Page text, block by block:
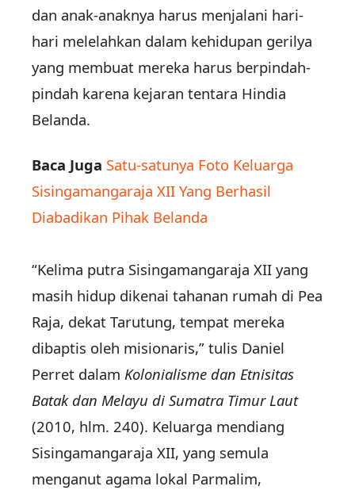
dan anak-anaknya harus menjalani hari-
hari melelahkan dalam kehidupan gerilya
yang membuat mereka harus berpindah-
pindah karena kejaran tentara Hindia
Belanda.
Baca Juga Satu-satunya Foto Keluarga
Sisingamangaraja XII Yang Berhasil
Diabadikan Pihak Belanda
“Kelima putra Sisingamangaraja XII yang
masih hidup dikenai tahanan rumah di Pea
Raja, dekat Tarutung, tempat mereka
dibaptis oleh misionaris,” tulis Daniel
Perret dalam Kolonialisme dan Etnisitas
Batak dan Melayu di Sumatra Timur Laut
(2010, hlm. 240). Keluarga mendiang
Sisingamangaraja XII, yang semula
menganut agama lokal Parmalim,